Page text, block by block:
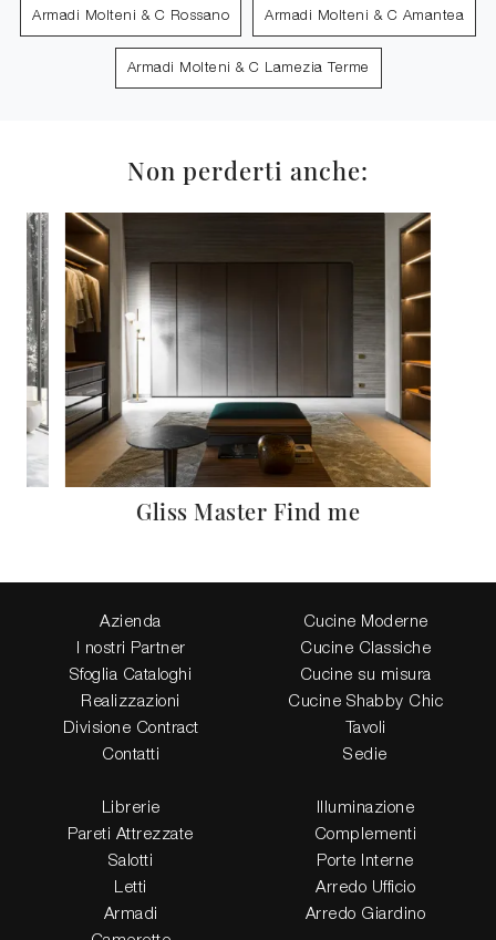
Armadi Molteni & C Rossano Armadi Molteni & C Amantea
Armadi Molteni & C Lamezia Terme
Non perderti anche:
Gliss Master Find me
Azienda
I nostri Partner
Sfoglia Cataloghi
Realizzazioni
Divisione Contract
Contatti
Cucine Moderne
Cucine Classiche
Cucine su misura
Cucine Shabby Chic
Tavoli
Sedie
Librerie
Pareti Attrezzate
Salotti
Letti
Armadi
Illuminazione
Complementi
Porte Interne
Arredo Ufficio
Arredo Giardino